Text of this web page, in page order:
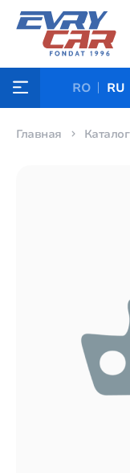
RO RU
Главная Каталог